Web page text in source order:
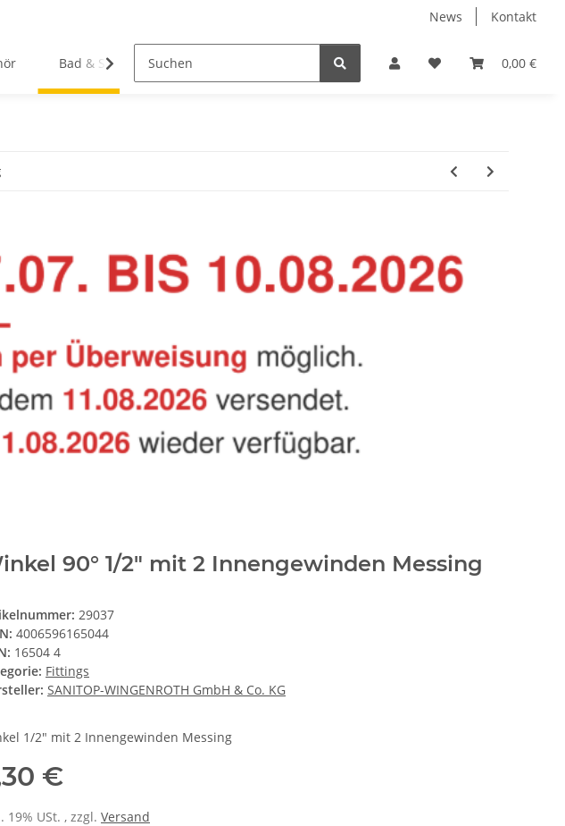
News Kontakt
0,00 €
Bad & Sanitär Belüftung & Entlüftung
90° 1/2" mit 2 Innengewinden Messing
29037
4006596165044
16504 4
Fittings
SANITOP-WINGENROTH GmbH & Co. KG
1/2" mit 2 Innengewinden Messing
€
19% USt. , zzgl. Versand